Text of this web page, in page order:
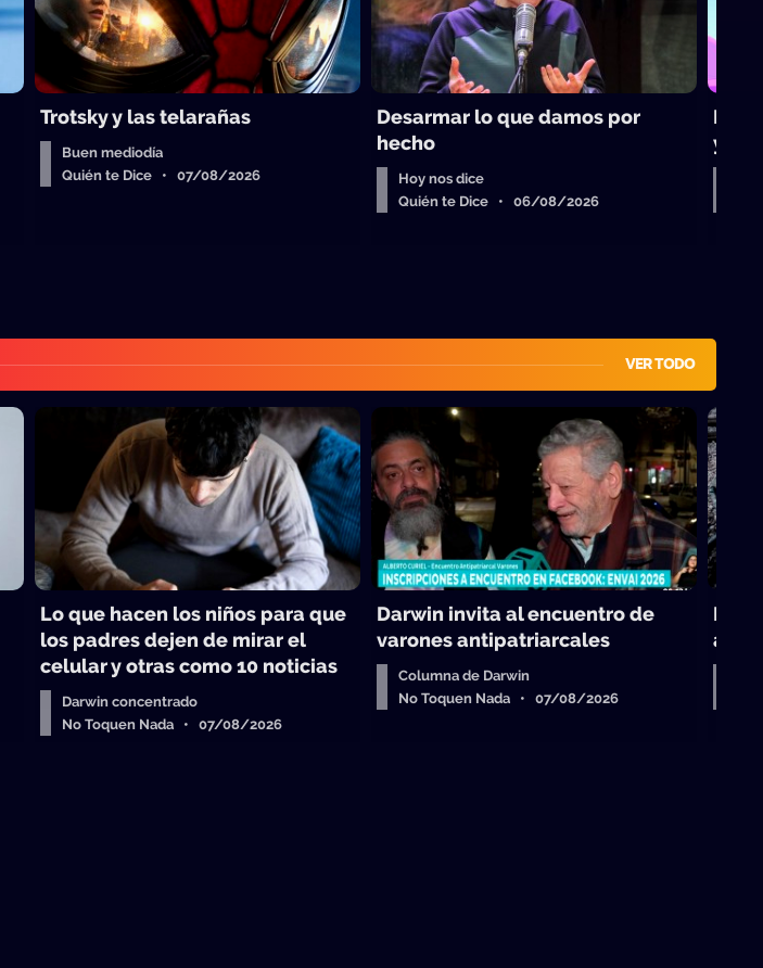
Trotsky y las telarañas
Buen mediodía
Quién te Dice • 07/08/2026
Desarmar lo que damos por
hecho
Hoy nos dice
Quién te Dice • 06/08/2026
Los
yoga
VER TODO
Lo que hacen los niños para que
los padres dejen de mirar el
celular y otras como 10 noticias
Darwin concentrado
No Toquen Nada • 07/08/2026
Darwin invita al encuentro de
varones antipatriarcales
Columna de Darwin
No Toquen Nada • 07/08/2026
Los